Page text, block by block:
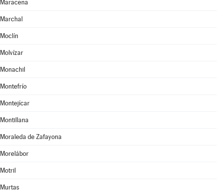
Maracena
Marchal
Moclín
Molvízar
Monachil
Montefrío
Montejícar
Montillana
Moraleda de Zafayona
Morelábor
Motril
Murtas